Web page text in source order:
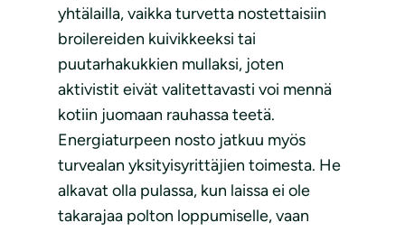
yhtälailla, vaikka turvetta nostettaisiin
broilereiden kuivikkeeksi tai
puutarhakukkien mullaksi, joten
aktivistit eivät valitettavasti voi mennä
kotiin juomaan rauhassa teetä.
Energiaturpeen nosto jatkuu myös
turvealan yksityisyrittäjien toimesta. He
alkavat olla pulassa, kun laissa ei ole
takarajaa polton loppumiselle, vaan